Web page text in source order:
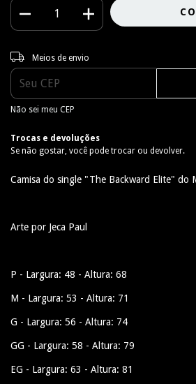
Entregas para o CEP:
Meios de envio
Não sei meu CEP
Trocas e devoluções
Se não gostar, você pode trocar ou devolver.
Camisa do single "The Backward Elite" do
Arte por Jeca Paul
P - Largura: 48 - Altura: 68
M - Largura: 53 - Altura: 71
G - Largura: 56 - Altura: 74
GG - Largura: 58 - Altura: 79
EG - Largura: 63 - Altura: 81